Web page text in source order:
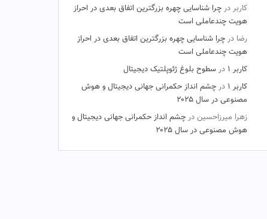
کاربردر چرا شناسایی چهره بزرگترین اتفاق بعدی در احراز
هویت چندعاملی است
رضا در چرا شناسایی چهره بزرگترین اتفاق بعدی در احراز
هویت چندعاملی است
کاربر ۱
در سطوح بلوغ ژئوپلتیک دیجیتال
کاربر ۱
در چشم‌ انداز حکمرانی جهانی دیجیتال و هوش
مصنوعی در سال ۲۰۲۵
زهرا میرزاحسیندر چشم‌ انداز حکمرانی جهانی دیجیتال و
هوش مصنوعی در سال ۲۰۲۵